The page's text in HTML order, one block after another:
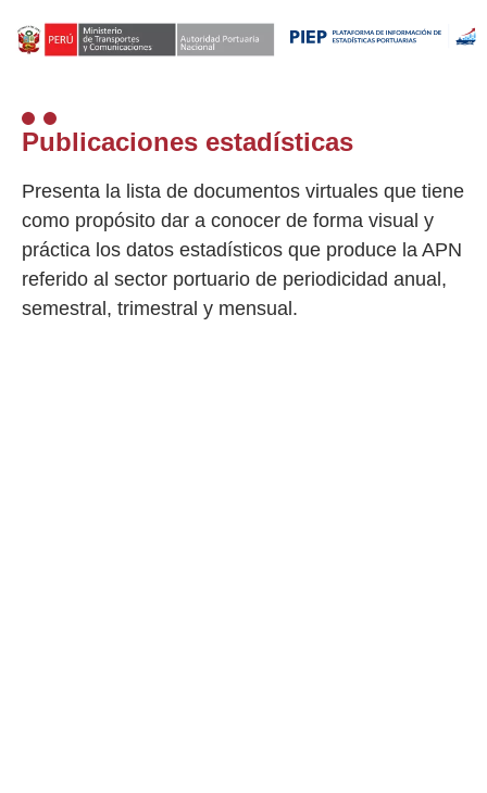
Publicaciones estadísticas
Presenta la lista de documentos virtuales que tiene
como propósito dar a conocer de forma visual y
práctica los datos estadísticos que produce la APN
referido al sector portuario de periodicidad anual,
semestral, trimestral y mensual.